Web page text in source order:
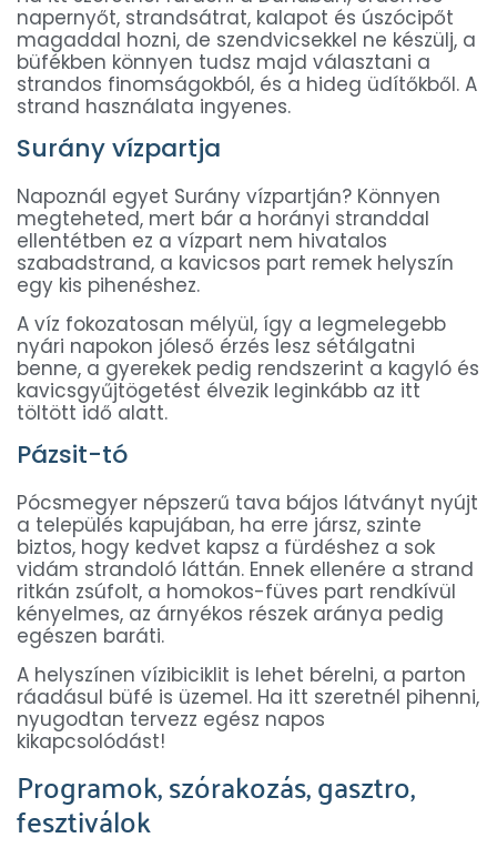
napernyőt, strandsátrat, kalapot és úszócipőt
magaddal hozni, de szendvicsekkel ne készülj, a
büfékben könnyen tudsz majd választani a
strandos finomságokból, és a hideg üdítőkből. A
strand használata ingyenes.
Surány vízpartja
Napoznál egyet Surány vízpartján? Könnyen
megteheted, mert bár a horányi stranddal
ellentétben ez a vízpart nem hivatalos
szabadstrand, a kavicsos part remek helyszín
egy kis pihenéshez.
A víz fokozatosan mélyül, így a legmelegebb
nyári napokon jóleső érzés lesz sétálgatni
benne, a gyerekek pedig rendszerint a kagyló és
kavicsgyűjtögetést élvezik leginkább az itt
töltött idő alatt.
Pázsit-tó
Pócsmegyer népszerű tava bájos látványt nyújt
a település kapujában, ha erre jársz, szinte
biztos, hogy kedvet kapsz a fürdéshez a sok
vidám strandoló láttán. Ennek ellenére a strand
ritkán zsúfolt, a homokos-füves part rendkívül
kényelmes, az árnyékos részek aránya pedig
egészen baráti.
A helyszínen vízibiciklit is lehet bérelni, a parton
ráadásul büfé is üzemel. Ha itt szeretnél pihenni,
nyugodtan tervezz egész napos
kikapcsolódást!
Programok, szórakozás, gasztro,
fesztiválok